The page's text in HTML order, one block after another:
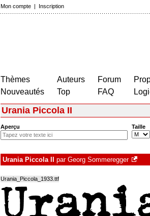
Mon compte | Inscription
Thèmes
Nouveautés
Auteurs
Top
Forum
FAQ
Urania Piccola II
Aperçu Taille
Urania Piccola II par Georg Sommeregger
Urania_Piccola_1933.ttf